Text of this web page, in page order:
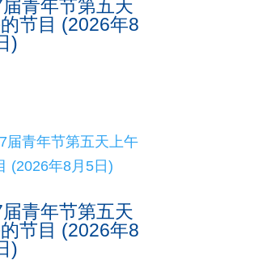
青年节第五天
节目 (2026年8
)
青年节第五天
的节目 (2026年8
)